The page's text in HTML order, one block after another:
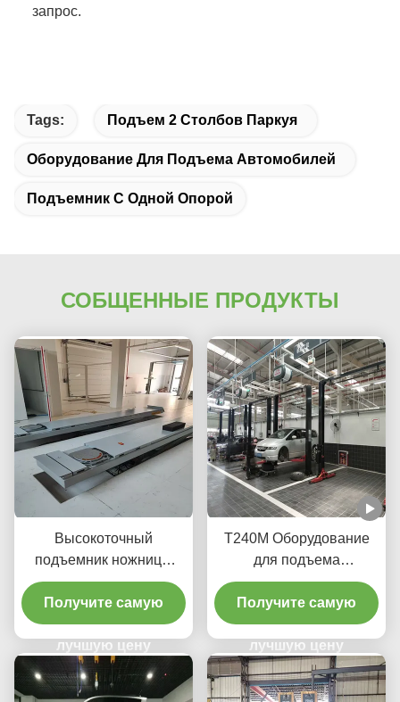
запрос.
Tags: Подъем 2 Столбов Паркуя
Оборудование Для Подъема Автомобилей
Подъемник С Одной Опорой
СОБЩЕННЫЕ ПРОДУКТЫ
Высокоточный
подъемник ножницы
T400D 4000 кг
Получите самую
лучшую цену
T240M Оборудование
для подъема
автомобилей с двумя
стойками с передовыми
технологиями подъема
Получите самую
лучшую цену